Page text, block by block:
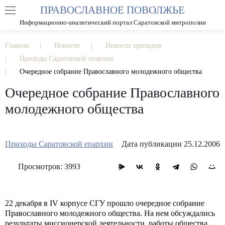
РАЗМЕР ШРИФТА А А
ПРАВОСЛАВНОЕ ПОВОЛЖЬЕ
Информационно-аналитический портал Саратовской митрополии
Главная Новости
Новости приходов
Приходы Саратовской епархии
Очередное собрание Православного молодежного общества
Очередное собрание Православного
молодежного общества
Приходы Саратовской епархии Дата публикации 25.12.2006
Просмотров: 3993
22 декабря в IV корпусе СГУ прошло очередное собрание
Православного молодежного общества. На нем обсуждались
результаты миссионерской деятельности, работы общества,